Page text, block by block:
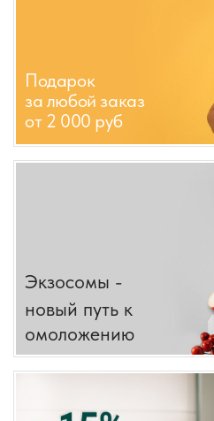
Подарок
за любой заказ
от 2 000 руб
Экзосомы -
новый путь к
омоложению